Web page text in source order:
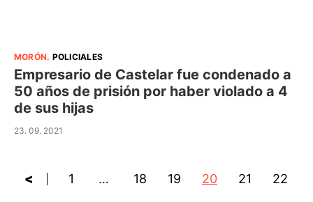
MORÓN. POLICIALES
Empresario de Castelar fue condenado a
50 años de prisión por haber violado a 4
de sus hijas
23. 09. 2021
< 1 … 18 19 20 21 22